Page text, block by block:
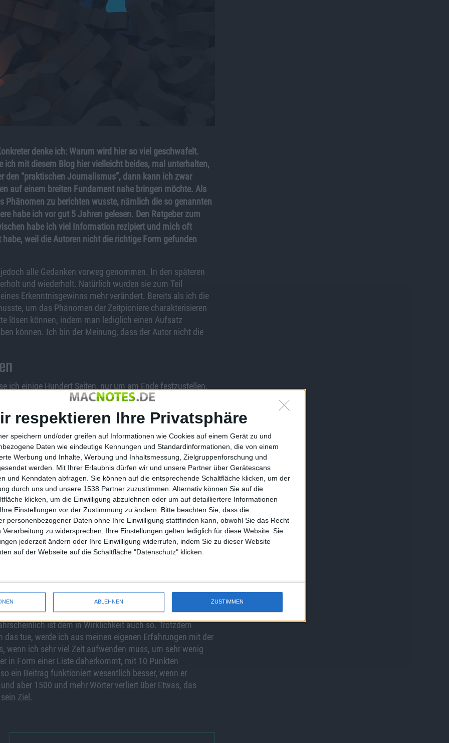
respektieren Ihre Privatsphäre
speichern und/oder greifen auf Informationen wie Cookies auf einem Gerät zu und
Daten wie eindeutige Kennungen und Standardinformationen, die von einem
Werbung und Inhalte, Werbung und Inhaltsmessung, Zielgruppenforschung und
werden.
Mit Ihrer Erlaubnis dürfen wir und unsere Partner über Gerätescans
und Kenndaten abfragen. Sie können auf die entsprechende Schaltfläche klicken, um der
durch uns und unsere 1538 Partner zuzustimmen. Alternativ können Sie auf die
klicken, um die Einwilligung abzulehnen oder um auf detailliertere Informationen
Einstellungen vor der Zustimmung zu ändern.
Bitte beachten Sie, dass die
personenbezogener Daten ohne Ihre Einwilligung stattfinden kann, obwohl Sie das Recht
Verarbeitung zu widersprechen. Ihre Einstellungen gelten lediglich für diese Website. Sie
jederzeit ändern oder Ihre Einwilligung widerrufen, indem Sie zu dieser Website
auf der Webseite auf die Schaltfläche "Datenschutz" klicken.
ABLEHNEN ZUSTIMMEN
denke ich: Warum wird hier so viel geschwafelt.
mit diesem Blog hier vielleicht beides, mal unterhalten,
“praktischen Journalismus”, dann kann ich zwar
auf einem breiten Fundament nahe bringen möchte. Als
zu berichten wusste, nämlich die so genannten
habe ich vor gut 5 Jahren gelesen. Den Ratgeber zum
habe ich viel Information rezipiert und mich oft
weil die Autoren nicht die richtige Form gefunden
alle Gedanken vorweg genommen. In den späteren
und wiederholt. Natürlich wurden sie zum Teil
Erkenntnisgewinns mehr verändert. Bereits als ich die
um das Phänomen der Zeitpioniere charakterisieren
lösen können, indem man lediglich einen Aufsatz
können. Ich bin der Meinung, dass der Autor nicht die
ich einige Hundert Seiten, nur um am Ende festzustellen,
Die Information, die in beiden Büchern vermittelt
Autoren gut daran getan, sich vor der Veröffentlichung
Die Einführung in den praktischen Journalismus bietet
Menge, ehe man mit dem Lesen durch ist. Doch gerade
hätte man in Form von informativen Kapiteln abhandeln
darüber zusammen fassen. Stattdessen schreibt
Geschichte lesen soll aber wie Kaugummi zieht. Immer
mich, dass kaum jemand sich im Vorfeld Gedanken
hat. Hätte von La Roche eine Art Reportage oder
aus Verlagshäusern und Zeitungsredaktionen gewesen.
die wenig Sprache verwenden, müssen nicht
wird, verfehlt sie meiner Meinung nach ihren
Weise, dann kann ich vielleicht Beispiele zur Hand
müsste mein Schwerpunkt eher auf der
ist dem in Wirklichkeit auch so. Trotzdem
tue, werde ich aus meinen eigenen Erfahrungen mit der
ich sehr viel Zeit aufwenden muss, um sehr wenig
in Form einer Liste daherkommt, mit 10 Punkten
ein Beitrag funktioniert wesentlich besser, wenn er
aber 1500 und mehr Wörter verliert über Etwas, das
Ziel.